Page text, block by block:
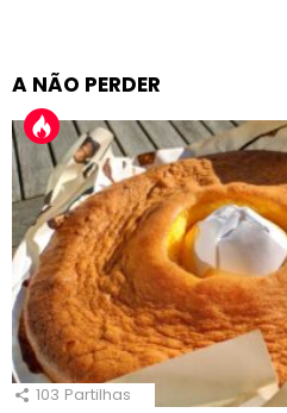
A NÃO PERDER
103 Partilhas